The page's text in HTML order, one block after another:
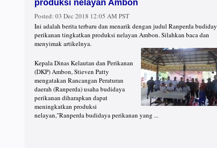
produksi nelayan Ambon
Posted: 03 Dec 2018 12:05 AM PST
Ini adalah berita terbaru dan menarik dengan judul Ranperda
perikanan tingkatkan produksi nelayan Ambon. Silahkan baca dan
menyimak artikelnya.
Kepala Dinas Kelautan dan Perikanan
(DKP) Ambon, Stieven Patty
mengatakan Rancangan Peraturan
daerah (Ranperda) usaha budidaya
perikanan diharapkan dapat
meningkatkan produksi
nelayan,"Ranperda budidaya perikanan yang ...